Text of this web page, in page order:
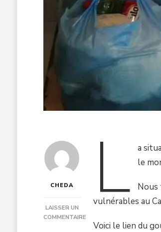
CHEDA
LAISSER UN
COMMENTAIRE
L
a
le
Nous
vulnérables au
Voici le lien du